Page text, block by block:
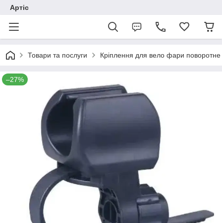
Артіс
Товари та послуги Кріплення для вело фари поворотне
–27%